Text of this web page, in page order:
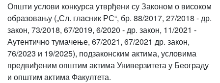
Општи услови конкурса утврђени су Законом о високом
образовању („Сл. гласник РС“, бр. 88/2017, 27/2018 - др.
закон, 73/2018, 67/2019, 6/2020 - др. закон, 11/2021 -
Аутентично тумачење, 67/2021, 67/2021 др. закон,
76/2023 и 19/2025), подзаконским актима, условима
предвиђеним општим актима Универзитета у Београду
и општим актима Факултета.